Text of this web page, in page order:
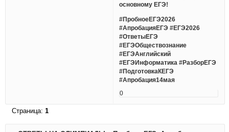
основному ЕГЭ!
#ПробноеЕГЭ2026
#АпробацияЕГЭ #ЕГЭ2026
#ОтветыЕГЭ
#ЕГЭОбществознание
#ЕГЭАнглийский
#ЕГЭИнформатика #РазборЕГЭ
#ПодготовкаКЕГЭ
#Апробация14мая
0
Страница: 1